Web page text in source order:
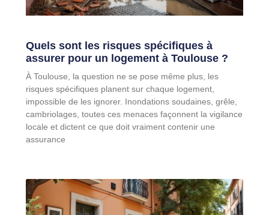
Quels sont les risques spécifiques à
assurer pour un logement à Toulouse ?
À Toulouse, la question ne se pose même plus, les
risques spécifiques planent sur chaque logement,
impossible de les ignorer. Inondations soudaines, grêle,
cambriolages, toutes ces menaces façonnent la vigilance
locale et dictent ce que doit vraiment contenir une
assurance